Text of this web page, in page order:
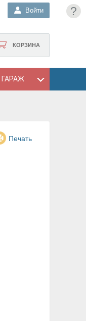
?
Войти
КОРЗИНА
ГАРАЖ
Печать